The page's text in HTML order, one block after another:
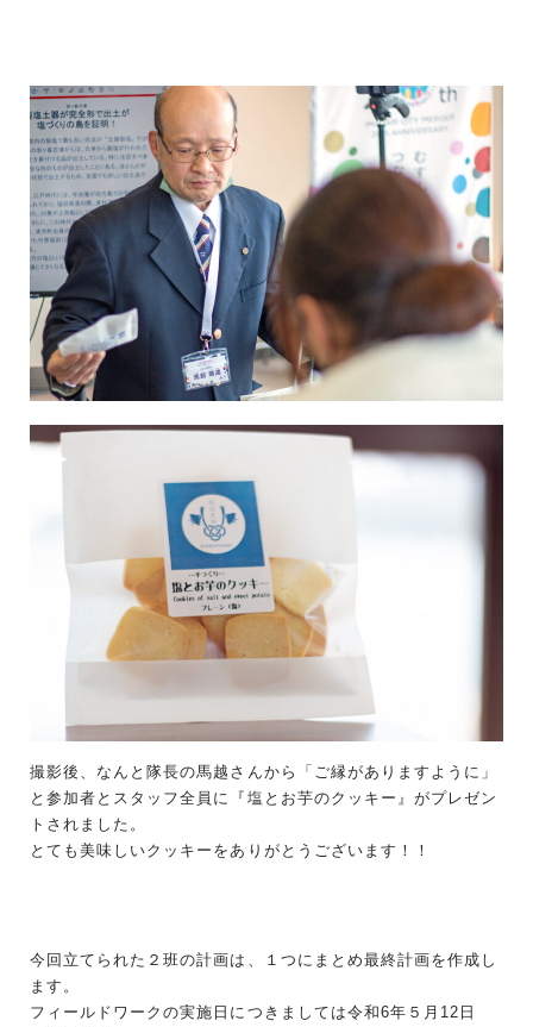
撮影後、なんと隊長の馬越さんから「ご縁がありますように」
と参加者とスタッフ全員に『塩とお芋のクッキー』がプレゼン
トされました。
とても美味しいクッキーをありがとうございます！！
今回立てられた２班の計画は、１つにまとめ最終計画を作成し
ます。
フィールドワークの実施日につきましては令和6年５月12日